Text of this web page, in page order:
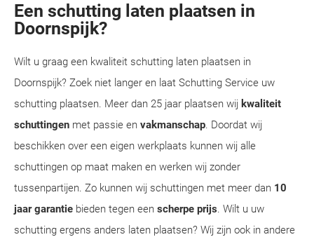
Een schutting laten plaatsen in
Doornspijk?
Wilt u graag een kwaliteit schutting laten plaatsen in
Doornspijk? Zoek niet langer en laat Schutting Service uw
schutting plaatsen. Meer dan 25 jaar plaatsen wij kwaliteit
schuttingen met passie en vakmanschap. Doordat wij
beschikken over een eigen werkplaats kunnen wij alle
schuttingen op maat maken en werken wij zonder
tussenpartijen. Zo kunnen wij schuttingen met meer dan 10
jaar garantie bieden tegen een scherpe prijs. Wilt u uw
schutting ergens anders laten plaatsen? Wij zijn ook in andere